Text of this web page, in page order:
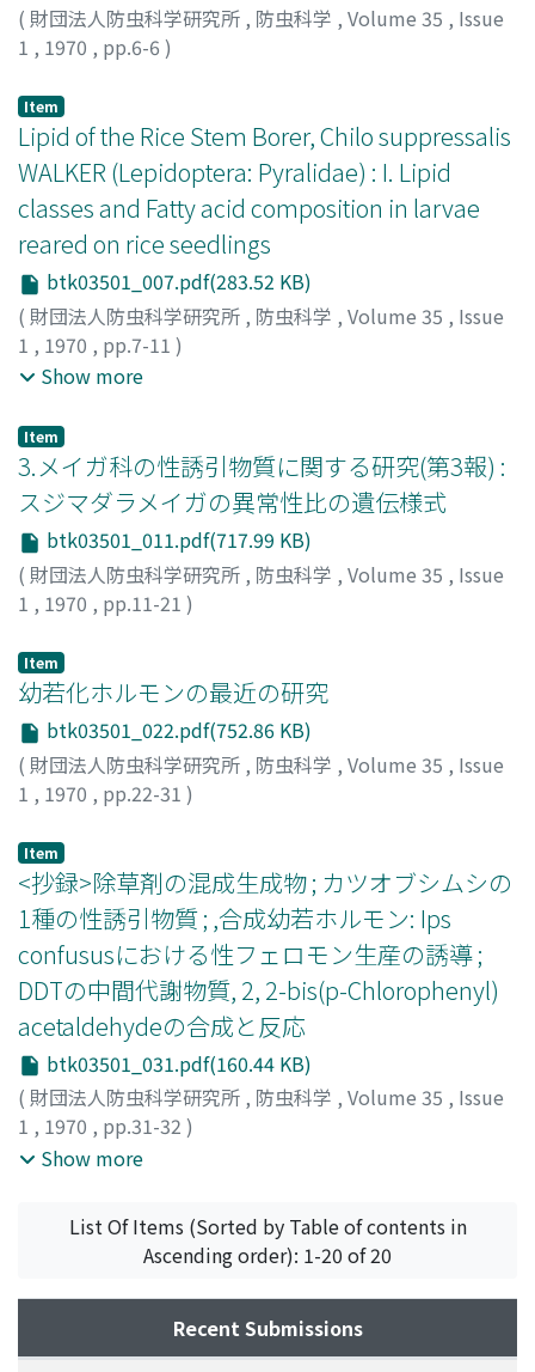
( 財団法人防虫科学研究所 , 防虫科学 , Volume 35 , Issue
1 , 1970 , pp.6-6 )
Item
Lipid of the Rice Stem Borer, Chilo suppressalis
WALKER (Lepidoptera: Pyralidae) : I. Lipid
classes and Fatty acid composition in larvae
reared on rice seedlings
btk03501_007.pdf(283.52 KB)
( 財団法人防虫科学研究所 , 防虫科学 , Volume 35 , Issue
1 , 1970 , pp.7-11 )
OOUCHI, Haruka
ツオ;
Show more
Item
3.メイガ科の性誘引物質に関する研究(第3報) :
スジマダラメイガの異常性比の遺伝様式
btk03501_011.pdf(717.99 KB)
( 財団法人防虫科学研究所 , 防虫科学 , Volume 35 , Issue
1 , 1970 , pp.11-21 )
Yasumasa
Item
幼若化ホルモンの最近の研究
btk03501_022.pdf(752.86 KB)
( 財団法人防虫科学研究所 , 防虫科学 , Volume 35 , Issue
1 , 1970 , pp.22-31 )
Item
<抄録>除草剤の混成生成物 ; カツオブシムシの
1種の性誘引物質 ; ,合成幼若ホルモン: Ips
confususにおける性フェロモン生産の誘導 ;
DDTの中間代謝物質, 2, 2-bis(p-Chlorophenyl)
acetaldehydeの合成と反応
btk03501_031.pdf(160.44 KB)
( 財団法人防虫科学研究所 , 防虫科学 , Volume 35 , Issue
1 , 1970 , pp.31-32 )
高 行植;桑原, 保正
; タカハシ, ショウゾウ ウエノ, タミオ
Show more
List Of Items (Sorted by Table of contents in
Ascending order): 1-20 of 20
Recent Submissions